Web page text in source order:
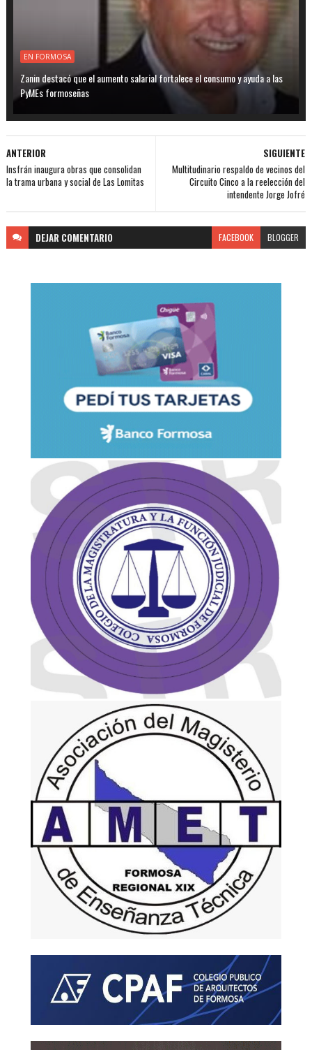
EN FORMOSA
Zanin destacó que el aumento salarial fortalece el consumo y ayuda a las
PyMEs formoseñas
SIGUIENTE
Multitudinario respaldo de vecinos del
Circuito Cinco a la reelección del
intendente Jorge Jofré
ANTERIOR
Insfrán inaugura obras que consolidan
la trama urbana y social de Las Lomitas
DEJAR COMENTARIO FACEBOOK BLOGGER